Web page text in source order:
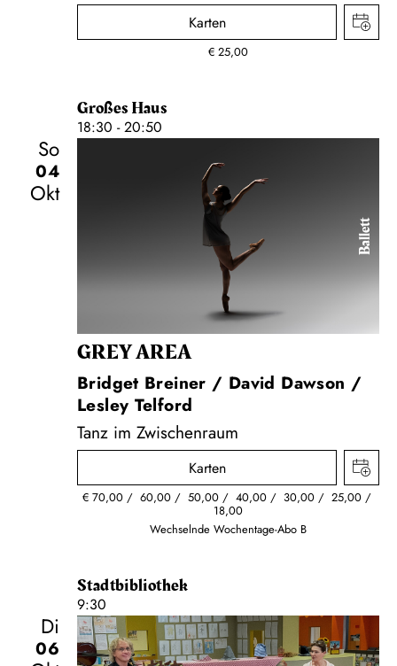
Karten
€ 25,00
Großes Haus
18:30 - 20:50
So
04
Okt
Ballett
GREY AREA
Bridget Breiner / David Dawson /
Lesley Telford
Tanz im Zwischenraum
Karten
€ 70,00 60,00 50,00 40,00 30,00 25,00
18,00
Wechselnde Wochentage-Abo B
Stadtbibliothek
9:30
Di
06